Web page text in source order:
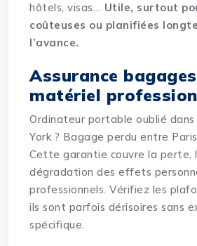
hôtels, visas… Utile, surtout
coûteuses ou planifiées
l’avance.
Assurance
matériel
Ordinateur portable oublié
York ? Bagage perdu entre
Cette garantie couvre la perte,
dégradation des effets
professionnels. Vérifiez les
ils sont parfois dérisoires sans
spécifique.